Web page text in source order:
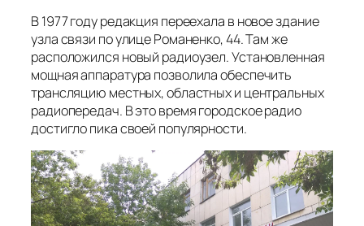
В 1977 году редакция переехала в новое здание
узла связи по улице Романенко, 44. Там же
расположился новый радиоузел. Установленная
мощная аппаратура позволила обеспечить
трансляцию местных, областных и центральных
радиопередач. В это время городское радио
достигло пика своей популярности.